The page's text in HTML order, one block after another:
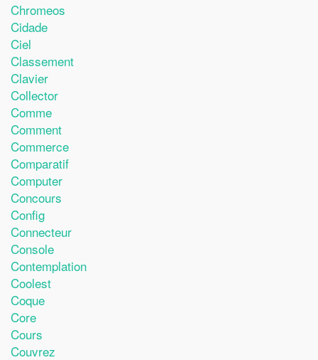
Chromeos
Cidade
Ciel
Classement
Clavier
Collector
Comme
Comment
Commerce
Comparatif
Computer
Concours
Config
Connecteur
Console
Contemplation
Coolest
Coque
Core
Cours
Couvrez